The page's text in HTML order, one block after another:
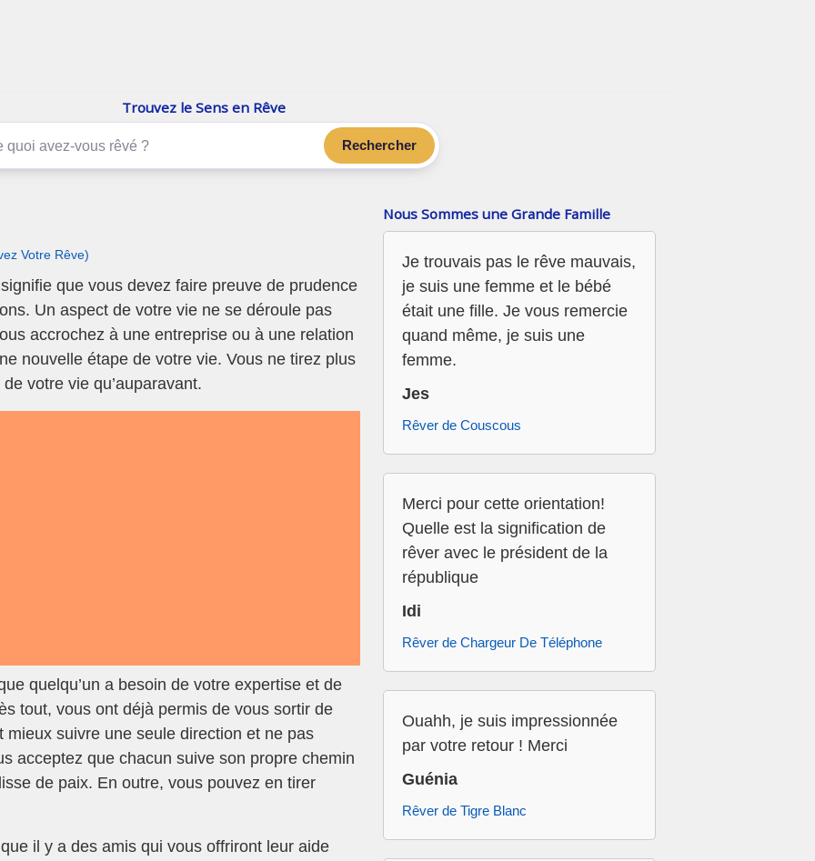
Trouvez le Sens en Rêve
Rechercher
Votre Rêve)
signifie que vous devez faire preuve de prudence
Un aspect de votre vie ne se déroule pas
accrochez à une entreprise ou à une relation
nouvelle étape de votre vie. Vous ne tirez plus
votre vie qu’auparavant.
quelqu’un a besoin de votre expertise et de
tout, vous ont déjà permis de vous sortir de
mieux suivre une seule direction et ne pas
acceptez que chacun suive son propre chemin
de paix. En outre, vous pouvez en tirer
il y a des amis qui vous offriront leur aide
Nous Sommes une Grande Famille
Je trouvais pas le rêve mauvais,
je suis une femme et le bébé
était une fille. Je vous remercie
quand même, je suis une
femme.
Jes
Rêver de Couscous
Merci pour cette orientation!
Quelle est la signification de
rêver avec le président de la
république
Idi
Rêver de Chargeur De Téléphone
Ouahh, je suis impressionnée
par votre retour ! Merci
Guénia
Rêver de Tigre Blanc